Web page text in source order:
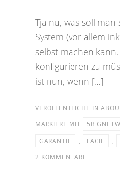
Tja nu, was soll
System (vor allem
selbst machen
konfigurieren zu
ist nun, wenn […]
VERÖFFENTLICHT IN
MARKIERT MIT
GARANTIE
, LACIE ,
2 KOMMENTARE